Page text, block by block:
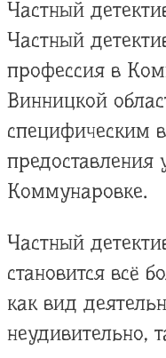
Частный
Частный
профессия в
Винницкой
специфическим
предоставления
Коммунаровке.
Частный
становится всё
как вид
неудивительно,